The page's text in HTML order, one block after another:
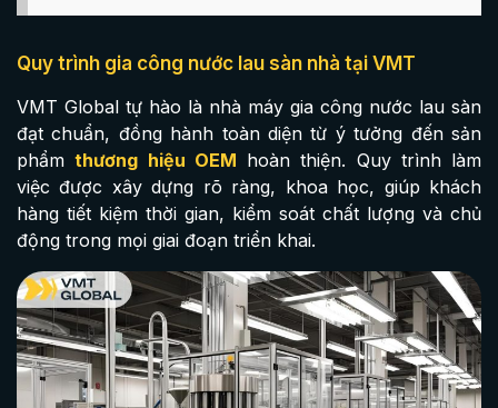
Quy trình gia công nước lau sàn nhà tại VMT
VMT Global tự hào là nhà máy gia công nước lau sàn
đạt chuẩn, đồng hành toàn diện từ ý tưởng đến sản
phẩmthương hiệu OEM hoàn thiện. Quy trình làm
việc được xây dựng rõ ràng, khoa học, giúp khách
hàng tiết kiệm thời gian, kiểm soát chất lượng và chủ
động trong mọi giai đoạn triển khai.